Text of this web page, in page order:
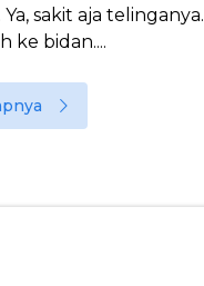
sakit aja telinganya.
ke bidan....